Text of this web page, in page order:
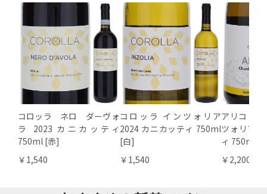
コロッラ ネロ ダーヴォ
ラ 2023 カニカッティ
750ml [赤]
￥1,540
コロッラ インツォリア
2024 カニカッティ 750ml
[白]
￥1,540
アリコ シ
ツォリア
ィ 750ml [
￥2,200